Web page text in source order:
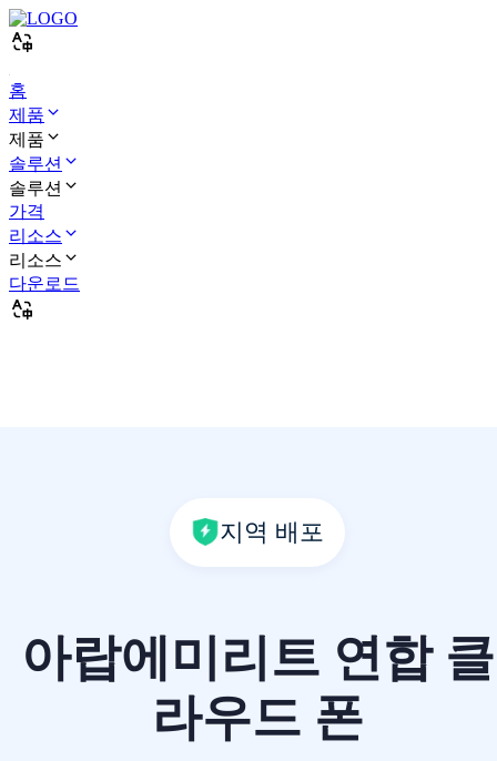
홈
제품
제품
솔루션
솔루션
가격
리소스
리소스
다운로드
지역 배포
아랍에미리트 연합 클
라우드 폰